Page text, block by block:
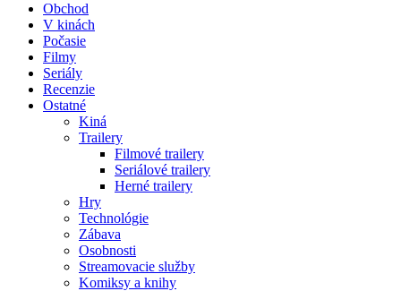
Obchod
V kinách
Počasie
Filmy
Seriály
Recenzie
Ostatné
Kiná
Trailery
Filmové trailery
Seriálové trailery
Herné trailery
Hry
Technológie
Zábava
Osobnosti
Streamovacie služby
Komiksy a knihy